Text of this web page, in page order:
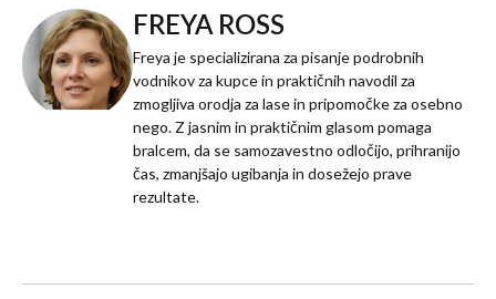
FREYA ROSS
Freya je specializirana za pisanje podrobnih
vodnikov za kupce in praktičnih navodil za
zmogljiva orodja za lase in pripomočke za osebno
nego. Z jasnim in praktičnim glasom pomaga
bralcem, da se samozavestno odločijo, prihranijo
čas, zmanjšajo ugibanja in dosežejo prave
rezultate.